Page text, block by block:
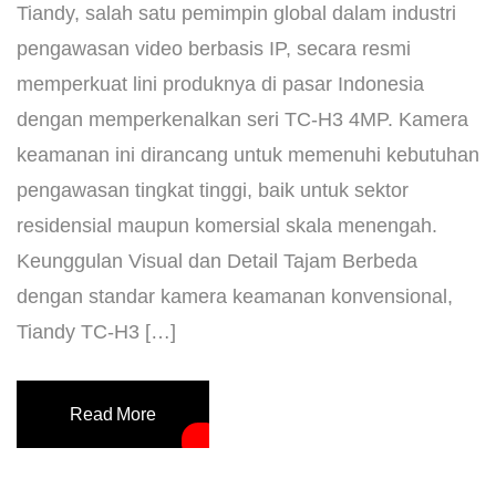
Tiandy, salah satu pemimpin global dalam industri
pengawasan video berbasis IP, secara resmi
memperkuat lini produknya di pasar Indonesia
dengan memperkenalkan seri TC-H3 4MP. Kamera
keamanan ini dirancang untuk memenuhi kebutuhan
pengawasan tingkat tinggi, baik untuk sektor
residensial maupun komersial skala menengah. ​
Keunggulan Visual dan Detail Tajam ​Berbeda
dengan standar kamera keamanan konvensional,
Tiandy TC-H3 […]
Read More